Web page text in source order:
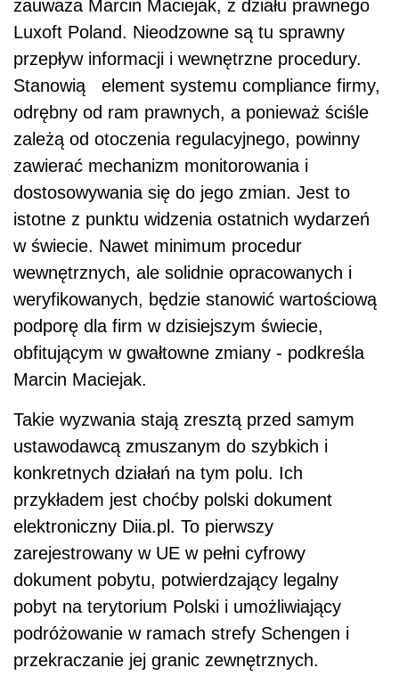
zauważa Marcin Maciejak, z działu prawnego
Luxoft Poland. Nieodzowne są tu sprawny
przepływ informacji i wewnętrzne procedury.
Stanowią element systemu compliance firmy,
odrębny od ram prawnych, a ponieważ ściśle
zależą od otoczenia regulacyjnego, powinny
zawierać mechanizm monitorowania i
dostosowywania się do jego zmian. Jest to
istotne z punktu widzenia ostatnich wydarzeń
w świecie. Nawet minimum procedur
wewnętrznych, ale solidnie opracowanych i
weryfikowanych, będzie stanowić wartościową
podporę dla firm w dzisiejszym świecie,
obfitującym w gwałtowne zmiany - podkreśla
Marcin Maciejak.
Takie wyzwania stają zresztą przed samym
ustawodawcą zmuszanym do szybkich i
konkretnych działań na tym polu. Ich
przykładem jest choćby polski dokument
elektroniczny Diia.pl. To pierwszy
zarejestrowany w UE w pełni cyfrowy
dokument pobytu, potwierdzający legalny
pobyt na terytorium Polski i umożliwiający
podróżowanie w ramach strefy Schengen i
przekraczanie jej granic zewnętrznych.